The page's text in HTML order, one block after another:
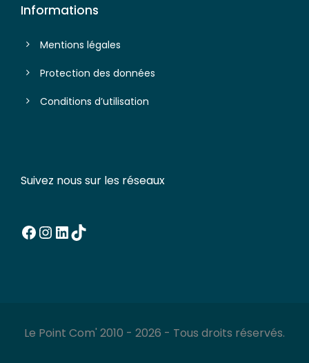
Informations
Mentions légales
Protection des données
Conditions d’utilisation
Suivez nous sur les réseaux
Facebook InstagramLinkedIn TikTok
Le Point Com' 2010 - 2026 - Tous droits réservés.